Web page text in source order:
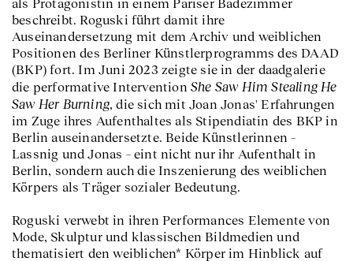
als Protagonistin in einem Pariser Badezimmer
beschreibt. Roguski führt damit ihre
Auseinandersetzung mit dem Archiv und weiblichen
Positionen des Berliner Künstlerprogramms des DAAD
(BKP) fort. Im Juni 2023 zeigte sie in der daadgalerie
die performative Intervention She Saw Him Stealing He
Saw Her Burning, die sich mit Joan Jonas' Erfahrungen
im Zuge ihres Aufenthaltes als Stipendiatin des BKP in
Berlin auseinandersetzte. Beide Künstlerinnen –
Lassnig und Jonas – eint nicht nur ihr Aufenthalt in
Berlin, sondern auch die Inszenierung des weiblichen
Körpers als Träger sozialer Bedeutung.
Roguski verwebt in ihren Performances Elemente von
Mode, Skulptur und klassischen Bildmedien und
thematisiert den weiblichen* Körper im Hinblick auf